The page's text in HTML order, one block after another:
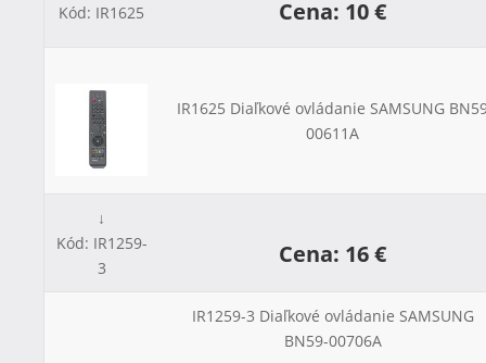
Kód: IR1625
Cena: 10 €
IR1625 Diaľkové ovládanie SAMSUNG
00611A
↓
Kód: IR1259-
3
Cena: 16 €
IR1259-3 Diaľkové ovládanie SAMSUNG
BN59-00706A